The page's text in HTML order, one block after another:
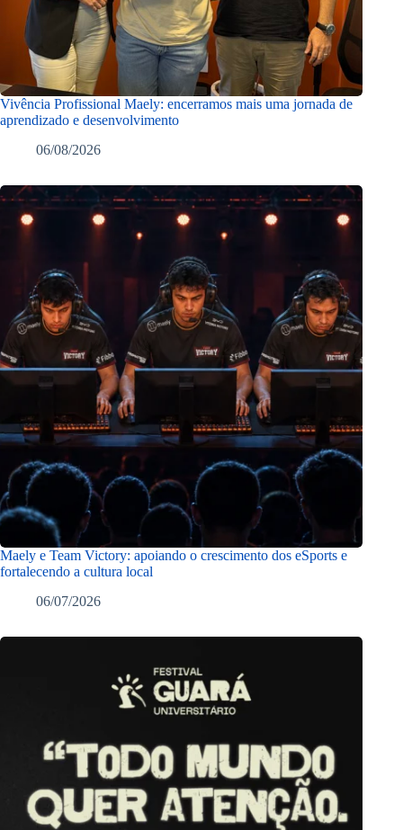
Vivência Profissional Maely: encerramos mais uma jornada de
aprendizado e desenvolvimento
06/08/2026
Maely e Team Victory: apoiando o crescimento dos eSports e
fortalecendo a cultura local
06/07/2026